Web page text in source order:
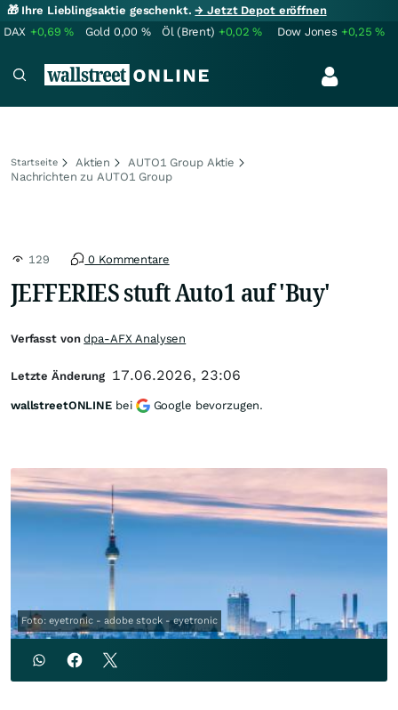
🎁 Ihre Lieblingsaktie geschenkt.→ Jetzt Depot eröffnen
DAX +0,69% Gold 0,00 % Öl (Brent) +0,02% Dow Jones +0,25%
Startseite Aktien
AUTO1 Group Aktie
Nachrichten zu AUTO1 Group
129 0 Kommentare
JEFFERIES stuft Auto1 auf 'Buy'
Foto: eyetronic - adobe stock - eyetronic
Verfasst vondpa-AFX Analysen
Letzte Änderung 17.06.2026, 23:06
wallstreetONLINE bei Google bevorzugen.